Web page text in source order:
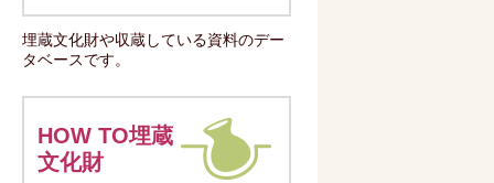
埋蔵文化財や収蔵している資料のデー
タベースです。
HOW TO埋蔵
文化財